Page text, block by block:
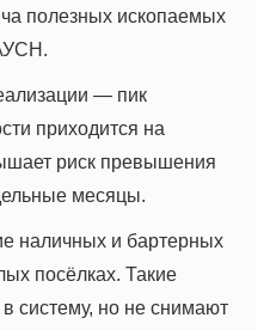
полезных ископаемых
— пик
приходится на
риск превышения
месяцы.
наличных и бартерных
посёлках. Такие
систему, но не снимают